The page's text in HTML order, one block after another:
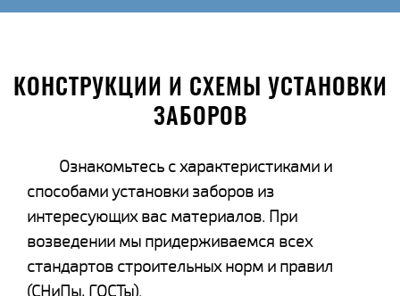
КОНСТРУКЦИИ И СХЕМЫ УСТАНОВКИ
ЗАБОРОВ
Ознакомьтесь с характеристиками и
способами установки заборов из
интересующих вас материалов. При
возведении мы придерживаемся всех
стандартов строительных норм и правил
(СНиПы, ГОСТы).